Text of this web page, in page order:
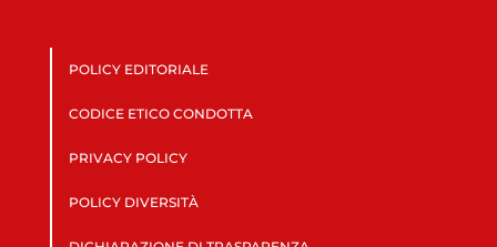
POLICY EDITORIALE
CODICE ETICO CONDOTTA
PRIVACY POLICY
POLICY DIVERSITÀ